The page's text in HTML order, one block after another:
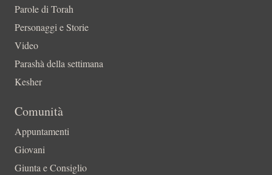
Parole di Torah
Personaggi e Storie
Video
Parashà della settimana
Kesher
Comunità
Appuntamenti
Giovani
Giunta e Consiglio